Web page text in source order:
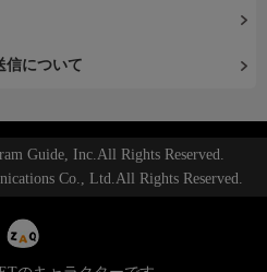
信について
Guide, Inc.All Rights Reserved.
Co., Ltd.All Rights Reserved.